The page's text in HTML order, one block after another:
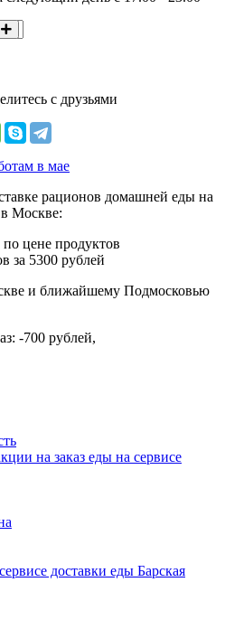
с друзьями
в мае
рационов домашней еды на
Москве:
цене продуктов
за 5300 рублей
и ближайшему Подмосковью
-700 рублей,
на заказ еды на сервисе
доставки еды Барская